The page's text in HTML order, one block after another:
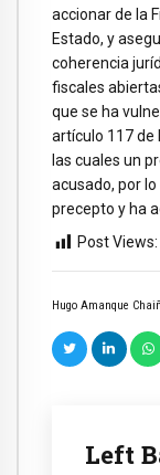
Hugo Amanque
Left
accionar de la
Estado, y
coherencia
fiscales
que se ha
artículo 117 de
las cuales un
acusado, por
precepto y ha
Post Views: